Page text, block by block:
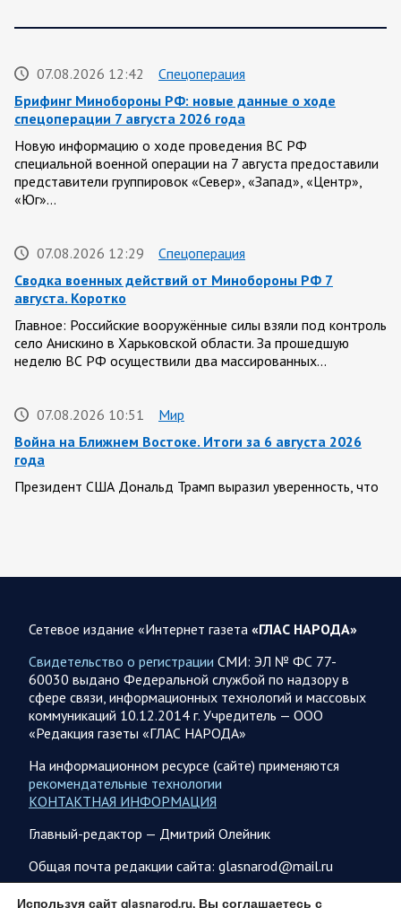
07.08.2026 12:42
Спецоперация
Брифинг Минобороны РФ: новые данные о ходе
спецоперации 7 августа 2026 года
Новую информацию о ходе проведения ВС РФ
специальной военной операции на 7 августа предоставили
представители группировок «Север», «Запад», «Центр»,
«Юг»…
07.08.2026 12:29
Спецоперация
Сводка военных действий от Минобороны РФ 7
августа. Коротко
Главное: Российские вооружённые силы взяли под контроль
село Анискино в Харьковской области. За прошедшую
неделю ВС РФ осуществили два массированных…
07.08.2026 10:51
Мир
Война на Ближнем Востоке. Итоги за 6 августа 2026
года
Президент США Дональд Трамп выразил уверенность, что
07.08.2026 09:56
Спецоперация
объектам в 6 областях Украины
147 БПЛА, запущенных с территории России, из которых
якобы «сбиты/подавлены» – 114. В Рени…
07.08.2026 09:46
Спецоперация
Фронтовая сводка Олега Царева на утро 7 августа 2026
года
203 украинских БПЛА сбито ПВО ночью над 18 субъектами
РФ: Беспилотники сбивали над территориями
Белгородской, Брянской, Волгоградской, Воронежской,
Калужской, Курской,…
Сетевое издание «Интернет газета «ГЛАС НАРОДА»
Свидетельство о регистрации СМИ: ЭЛ № ФС 77-
60030 выдано Федеральной службой по надзору в
сфере связи, информационных технологий и массовых
коммуникаций 10.12.2014 г. Учредитель — ООО
«Редакция газеты «ГЛАС НАРОДА»
На информационном ресурсе (сайте) применяются
рекомендательные технологии
КОНТАКТНАЯ ИНФОРМАЦИЯ
Главный-редактор — Дмитрий Олейник
Общая почта редакции сайта: glasnarod@mail.ru
ПОДПИСКА
Используя сайт glasnarod.ru, Вы соглашаетесь с